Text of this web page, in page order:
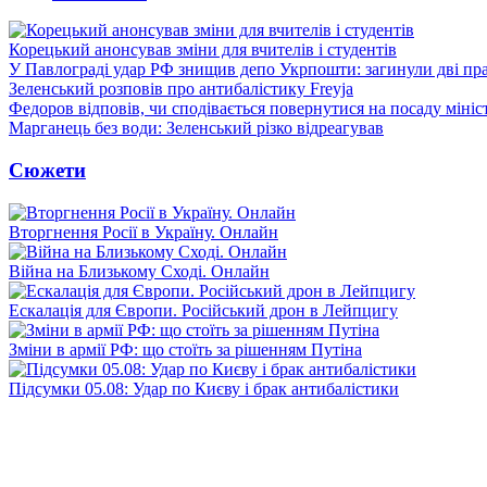
Корецький анонсував зміни для вчителів і студентів
У Павлограді удар РФ знищив депо Укрпошти: загинули дві
Зеленський розповів про антибалістику Freyja
Федоров відповів, чи сподівається повернутися на посаду
Марганець без води: Зеленський різко відреагував
Сюжети
Вторгнення Росії в Україну. Онлайн
Війна на Близькому Сході. Онлайн
Ескалація для Європи. Російський дрон в Лейпцигу
Зміни в армії РФ: що стоїть за рішенням Путіна
Підсумки 05.08: Удар по Києву і брак антибалістики